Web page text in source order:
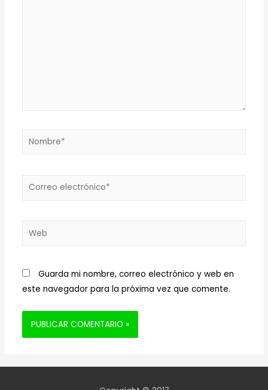
Nombre*
Correo
Web
Guarda mi nombre, correo electrónico y web en
este navegador para la próxima vez que comente.